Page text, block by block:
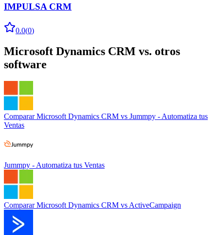
IMPULSA CRM
0.0(0)
Microsoft Dynamics CRM vs. otros
software
Comparar Microsoft Dynamics CRM vs Jummpy - Automatiza tus
Ventas
Jummpy - Automatiza tus Ventas
Comparar Microsoft Dynamics CRM vs ActiveCampaign